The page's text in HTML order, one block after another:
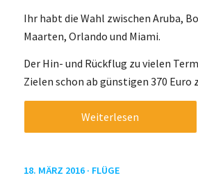
Ihr habt die Wahl zwischen Aruba,
Maarten, Orlando und Miami.
Der Hin- und Rückflug zu vielen
Zielen schon ab günstigen 370 Euro
Weiterlesen
18. MÄRZ 2016 · FLÜGE